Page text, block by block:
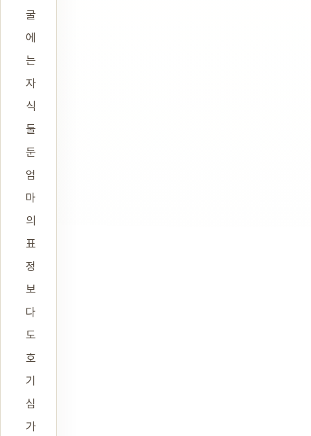
굴
에
는
자
식
둘
둔
엄
마
의
표
정
보
다
도
호
기
심
가